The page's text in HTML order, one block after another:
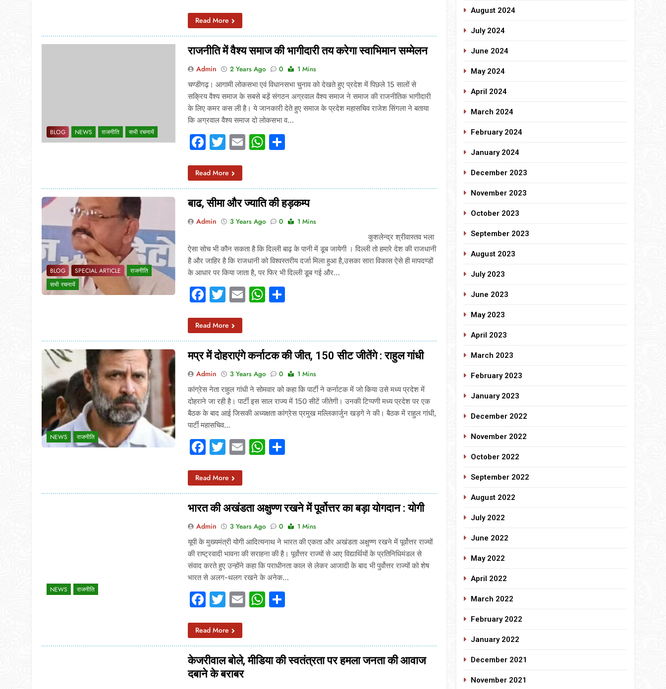
Read More
BLOG NEWS राजनीति सभी रचनायें
राजनीति में वैश्य समाज की भागीदारी तय करेगा स्वाभिमान सम्मेलन
Admin 2 Years Ago 0
1 Mins
चण्डीगढ़। आगामी लोकसभा एवं विधानसभा चुनाव को देखते हुए प्रदेश में पिछले 15 सालों से
सक्रिय वैश्य समाज के सबसे बडे़ं संगठन अग्रवाल वैश्य समाज ने समाज की राजनीतिक भागीदारी
के लिए कमर कस ली है। ये जानकारी देते हुए समाज के प्रदेश महासचिव राजेश सिंगला ने बताया
कि अग्रवाल वैश्य समाज दो लोकसभा व…
Facebook
Twitter
EmailWhatsApp
Read More
BLOG SPECIAL ARTICLE
राजनीति
सभी रचनायें
बाढ, सीमा और ज्याति की हड़कम्प
Admin 3 Years Ago 0
1 Mins
कुशलेन्द्र श्रीवास्तव भला
ऐसा सोच भी कौन सकता है कि दिल्ली बाढ़ के पानी में डूब जायेगी । दिल्ली तो हमारे देश की राजधानी
है और जाहिर है कि राजधानी को विश्वस्तरीय दर्जा मिला हुआ है,उसका सारा विकास ऐसे ही मापदण्डों
के आधार पर किया जाता है, पर फिर भी दिल्ली डूब गई और…
Facebook
Twitter
EmailWhatsApp
Read More
NEWS राजनीति
मप्र में दोहराएंगे कर्नाटक की जीत, 150 सीट जीतेंगे : राहुल गांधी
Admin 3 Years Ago 0
1 Mins
कांग्रेस नेता राहुल गांधी ने सोमवार को कहा कि पार्टी ने कर्नाटक में जो किया उसे मध्य प्रदेश में
दोहराने जा रही है। पार्टी इस साल राज्य में 150 सीटें जीतेगी। उनकी टिप्पणी मध्य प्रदेश पर एक
बैठक के बाद आई जिसकी अध्यक्षता कांग्रेस प्रमुख मल्लिकार्जुन खड़गे ने की। बैठक में राहुल गांधी,
पार्टी महासचिव…
Facebook
Twitter
EmailWhatsApp
Read More
NEWS राजनीति
भारत की अखंडता अक्षुण्ण रखने में पूर्वोत्तर का बड़ा योगदान : योगी
Admin 3 Years Ago 0
1 Mins
यूपी के मुख्यमंत्री योगी आदित्यनाथ ने भारत की एकता और अखंडता अक्षुण्ण रखने में पूर्वोत्तर राज्यों
की राष्ट्रवादी भावना की सराहना की है। पूर्वोत्तर राज्यों से आए विद्यार्थियों के प्रतिनिधिमंडल से
संवाद करते हुए उन्होंने कहा कि पराधीनता काल से लेकर आजादी के बाद भी पुर्वोत्तर राज्यों को शेष
भारत से अलग-थलग रखने के अनेक…
Facebook
Twitter
EmailWhatsApp
Read More
केजरीवाल बोले, मीडिया की स्वतंत्रता पर हमला जनता की आवाज
दबाने के बराबर
August 2024
July 2024
June 2024
May 2024
April 2024
March 2024
February 2024
January 2024
December 2023
November 2023
October 2023
September 2023
August 2023
July 2023
June 2023
May 2023
April 2023
March 2023
February 2023
January 2023
December 2022
November 2022
October 2022
September 2022
August 2022
July 2022
June 2022
May 2022
April 2022
March 2022
February 2022
January 2022
December 2021
November 2021